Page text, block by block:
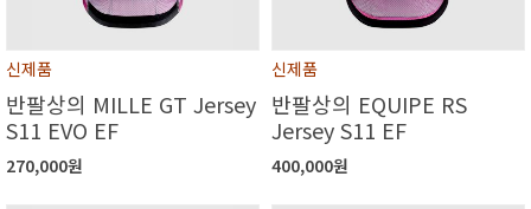
신제품
반팔상의 MILLE GT Jersey
S11 EVO EF
270,000원
신제품
반팔상의 EQUIPE RS
Jersey S11 EF
400,000원